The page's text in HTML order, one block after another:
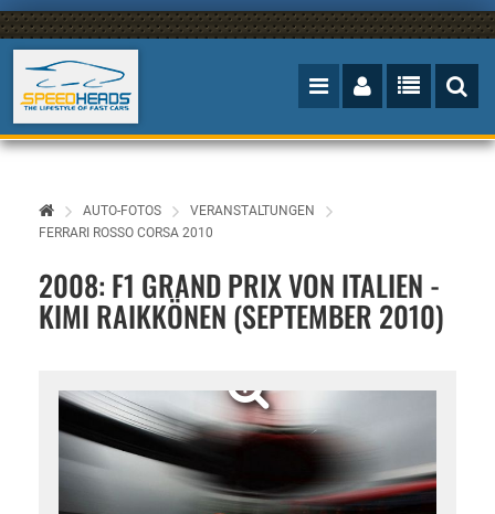
AUTO-FOTOS
VERANSTALTUNGEN
FERRARI ROSSO CORSA 2010
2008: F1 GRAND PRIX VON ITALIEN -
KIMI RAIKKÖNEN (SEPTEMBER 2010)